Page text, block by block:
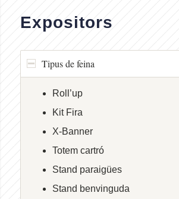
Expositors
Tipus de feina
Roll’up
Kit Fira
X-Banner
Totem cartró
Stand paraigües
Stand benvinguda